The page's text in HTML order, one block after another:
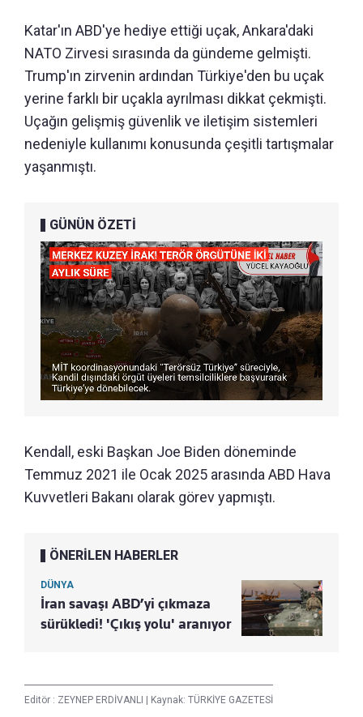
Katar'ın ABD'ye hediye ettiği uçak, Ankara'daki
NATO Zirvesi sırasında da gündeme gelmişti.
Trump'ın zirvenin ardından Türkiye'den bu uçak
yerine farklı bir uçakla ayrılması dikkat çekmişti.
Uçağın gelişmiş güvenlik ve iletişim sistemleri
nedeniyle kullanımı konusunda çeşitli tartışmalar
yaşanmıştı.
GÜNÜN ÖZETİ
Kendall, eski Başkan Joe Biden döneminde
Temmuz 2021 ile Ocak 2025 arasında ABD Hava
Kuvvetleri Bakanı olarak görev yapmıştı.
ÖNERİLEN HABERLER
DÜNYA
İran savaşı ABD’yi çıkmaza
sürükledi! 'Çıkış yolu' aranıyor
Editör : ZEYNEP ERDİVANLI | Kaynak: TÜRKİYE GAZETESİ